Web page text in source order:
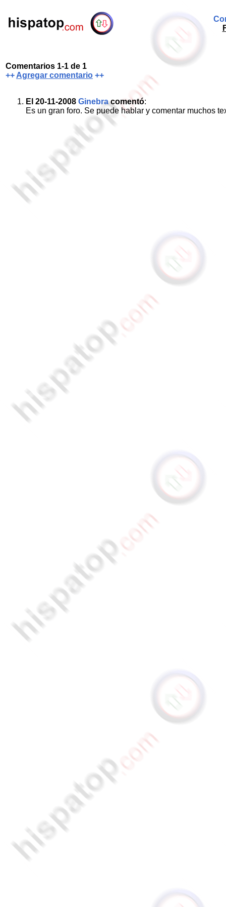
Comentarios 1-1 de 1
++ Agregar comentario ++
El 20-11-2008 Ginebracomentó:
Es un gran foro. Se puede hablar y comentar muchos